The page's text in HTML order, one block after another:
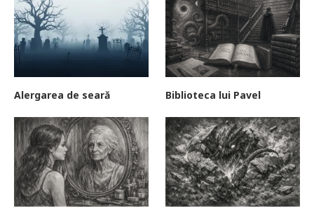
Alergarea de seară Biblioteca lui Pavel